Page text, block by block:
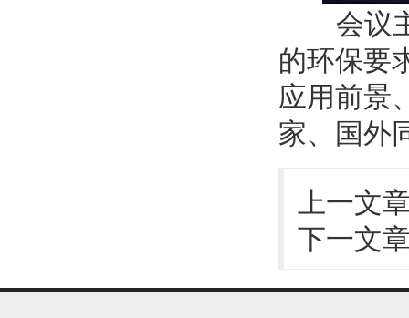
会议主
的环保要
应用前景
家、国外
上一文
下一文